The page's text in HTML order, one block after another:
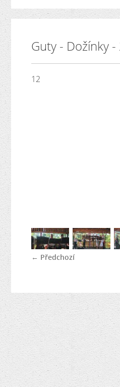
Guty - Dožínky
12
← Předchozí